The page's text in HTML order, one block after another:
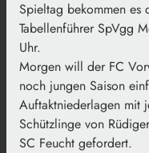
Spieltag bekommen es
Tabellenführer SpVgg
Uhr.
Morgen will der FC
noch jungen Saison
Auftaktniederlagen mit
Schützlinge von
SC Feucht gefordert.